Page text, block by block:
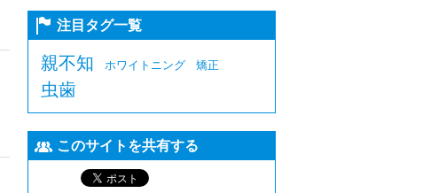
注目タグ一覧
親不知 ホワイトニング 矯正
虫歯
このサイトを共有する